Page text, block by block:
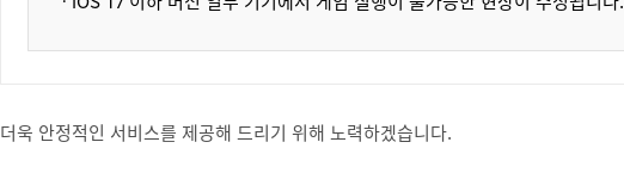
더욱 안정적인 서비스를 제공해 드리기 위해 노력하겠습니다.